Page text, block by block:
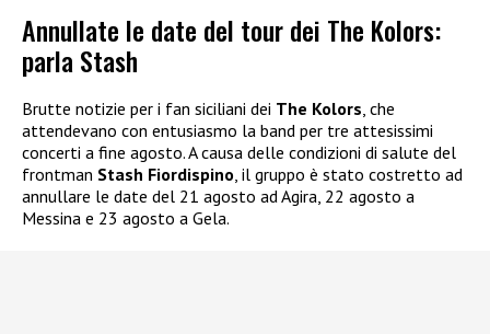
Annullate le date del tour dei The Kolors:
parla Stash
Brutte notizie per i fan siciliani dei The Kolors , che
attendevano con entusiasmo la band per tre attesissimi
concerti a fine agosto. A causa delle condizioni di salute del
frontman Stash Fiordispino , il gruppo è stato costretto ad
annullare le date del 21 agosto ad Agira, 22 agosto a
Messina e 23 agosto a Gela.